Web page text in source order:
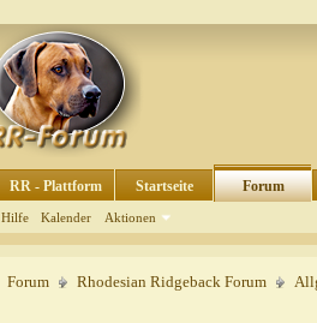
RR - Plattform Startseite Forum
Hilfe Kalender Aktionen
Forum Rhodesian Ridgeback Forum